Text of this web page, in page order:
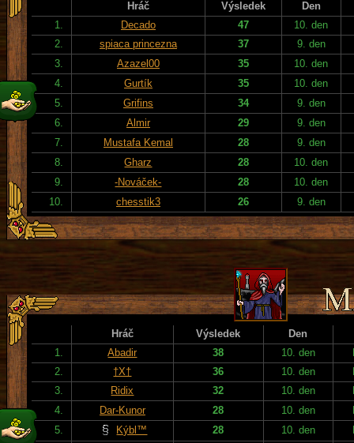
Hráč Výsledek
Den
1.
Decado 47
10. den
2.
spiaca princezna 37
9. den
3.
Azazel00 35
10. den
4.
Gurtík 35
10. den
5.
Grifins 34
9. den
6.
Almir 29
9. den
7.
Mustafa Kemal 28
9. den
8.
Gharz 28
10. den
9.
-Nováček- 28
10. den
10.
chesstik3 26 9. den
Hráč Výsledek
Den
1.
Abadir 38 10. den
2.
†X† 36 10. den
3.
Ridix 32 10. den
4.
Dar-Kunor 28 10. den
5.
Kýbl™ 28 10. den